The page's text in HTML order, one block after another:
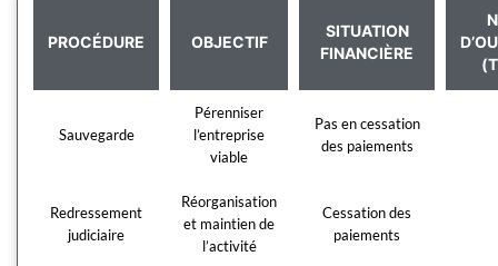
PROCÉDURE OBJECTIF
SITUATION
FINANCIÈRE
Sauvegarde
Pérenniser
l’entreprise
viable
Pas en cessation
des paiements
Redressement
judiciaire
Réorganisation
et maintien de
l’activité
Cessation des
paiements